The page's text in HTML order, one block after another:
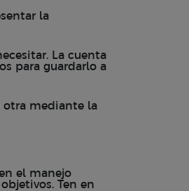
la
La cuenta
para guardarlo a
otra mediante la
el manejo
Ten en